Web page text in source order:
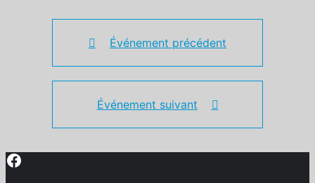
Événement précédent
Événement suivant
Facebook